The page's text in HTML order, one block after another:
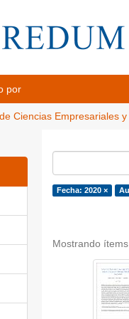
por
Ciencias Empresariales
Fecha: 2020 ×
Mostrando